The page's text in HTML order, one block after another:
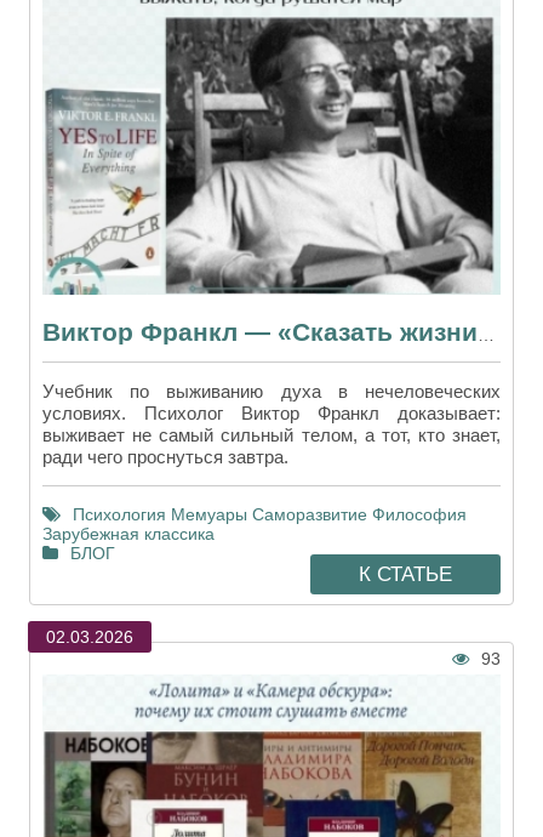
Виктор Франкл — «Сказать жизни ДА!». Как выжить, когда рушится мир
Учебник по выживанию духа в нечеловеческих
условиях. Психолог Виктор Франкл доказывает:
выживает не самый сильный телом, а тот, кто знает,
ради чего проснуться завтра.
Психология Мемуары Саморазвитие Философия
Зарубежная классика
БЛОГ
К СТАТЬЕ
02.03.2026
93